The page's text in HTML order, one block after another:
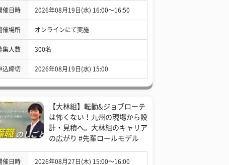
催日時 2026年08月19日(水) 16:00〜16:50
催場所 オンラインにて実施
集人数 300名
込締切 2026年08月19日(水) 15:00
【大林組】転勤&ジョブローテ
は怖くない！九州の現場から設
計・見積へ。大林組のキャリア
の広がり #先輩ロールモデル
催日時 2026年08月27日(木) 15:00〜16:00